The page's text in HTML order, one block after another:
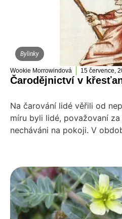
Bylinky
Wookie Morrowindová 15 července,
Čarodějnictví v
Na čarování lidé věřili od
míru byli lidé, považovaní
necháváni na pokoji. V